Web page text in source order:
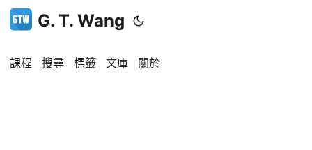
G. T. Wang
課程 搜尋 標籤 文庫 關於